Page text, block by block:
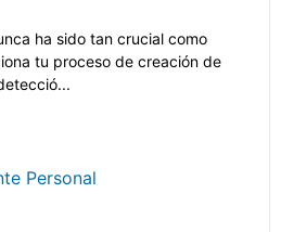
ha sido tan crucial como
tu proceso de creación de
Personal